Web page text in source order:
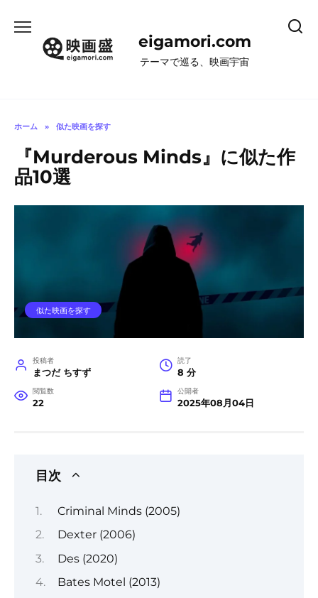
eigamori.com
テーマで巡る、映画宇宙
ホーム » 似た映画を探す
『Murderous Minds』に似た作
品10選
似た映画を探す
投稿者
まつだ ちすず
読了
8 分
閲覧数
22
公開者
2025年08月04日
目次
Criminal Minds (2005)
Dexter (2006)
Des (2020)
Bates Motel (2013)